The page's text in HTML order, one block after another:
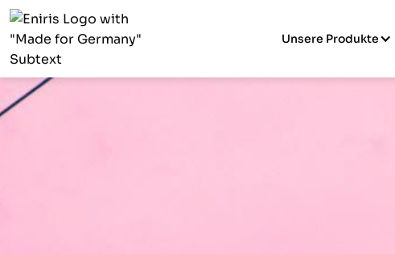
Unsere Produkte